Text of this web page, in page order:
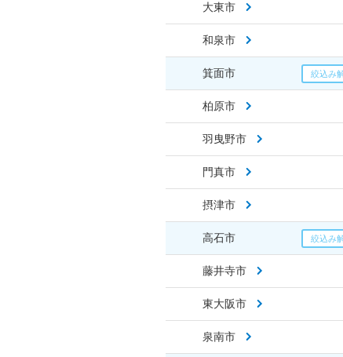
大東市
和泉市
箕面市
柏原市
羽曳野市
門真市
摂津市
高石市
藤井寺市
東大阪市
泉南市